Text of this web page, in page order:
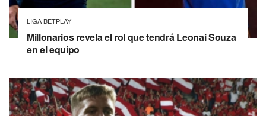
LIGA BETPLAY
Millonarios revela el rol que tendrá Leonai Souza
en el equipo